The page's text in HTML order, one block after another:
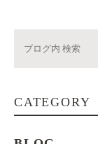
CATEGORY